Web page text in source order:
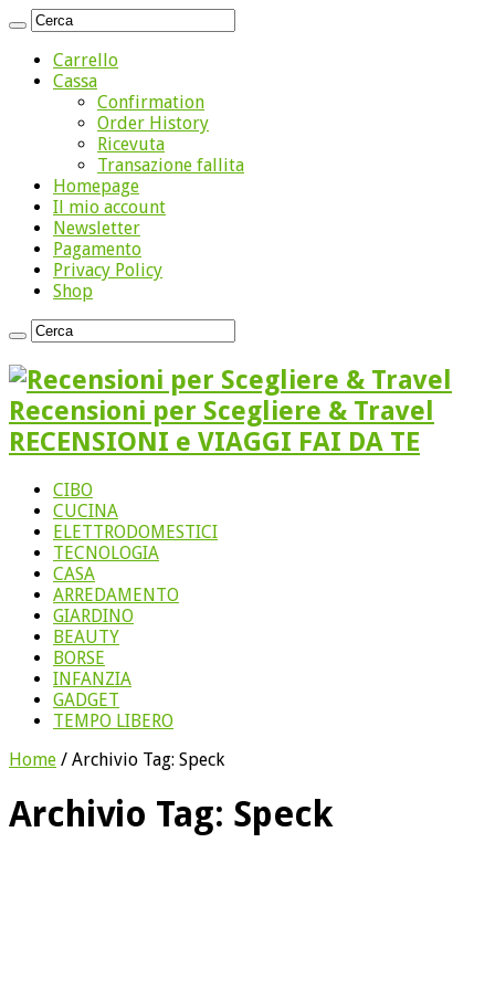
Carrello
Cassa
Confirmation
Order History
Ricevuta
Transazione fallita
Homepage
Il mio account
Newsletter
Pagamento
Privacy Policy
Shop
Recensioni per Scegliere & Travel
RECENSIONI e VIAGGI FAI DA TE
CIBO
CUCINA
ELETTRODOMESTICI
TECNOLOGIA
CASA
ARREDAMENTO
GIARDINO
BEAUTY
BORSE
INFANZIA
GADGET
TEMPO LIBERO
Home / Archivio Tag: Speck
Archivio Tag: Speck